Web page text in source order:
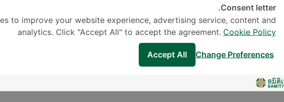
الموقع*
Consent letter.
to improve your website experience, advertising service, content and
analytics. Click "Accept All" to accept the agreement. Cookie Policy
Accept All Change Preferences